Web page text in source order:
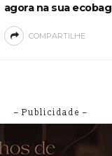
agora na sua ecobag
COMPARTILHE
– Publicidade –